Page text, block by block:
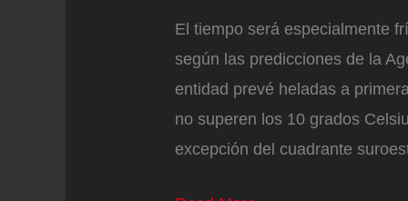
El tiempo será especialmente
según las predicciones de la
entidad prevé heladas a
no superen los 10 grados
excepción del cuadrante